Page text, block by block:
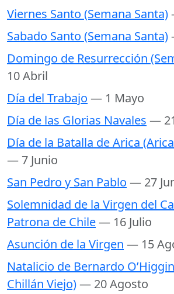
Viernes Santo (Semana Santa)
Sabado Santo (Semana Santa)
Domingo de Resurrección
10 Abril
Día del Trabajo — 1 Mayo
Día de las Glorias Navales —
Día de la Batalla de Arica
— 7 Junio
San Pedro y San Pablo — 27
Solemnidad de la Virgen del
Patrona de Chile— 16 Julio
Asunción de la Virgen — 15
Natalicio de Bernardo
Chillán Viejo)— 20 Agosto